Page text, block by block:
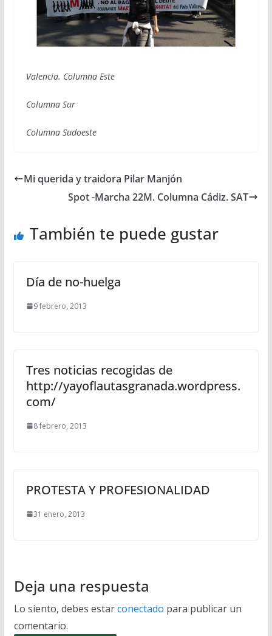
Valencia. Columna Este
Columna Sur
Columna Sudoeste
Mi querida y traidora Pilar Manjón
Spot -Marcha 22M. Columna Cádiz. SAT
También te puede gustar
Día de no-huelga
9 febrero, 2013
Tres noticias recogidas de
http://yayoflautasgranada.wordpress.
com/
8 febrero, 2013
PROTESTA Y PROFESIONALIDAD
31 enero, 2013
Deja una respuesta
Lo siento, debes estarconectado para publicar un
comentario.